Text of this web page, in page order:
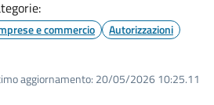
e commercio Autorizzazioni
aggiornamento: 20/05/2026 10:25.11